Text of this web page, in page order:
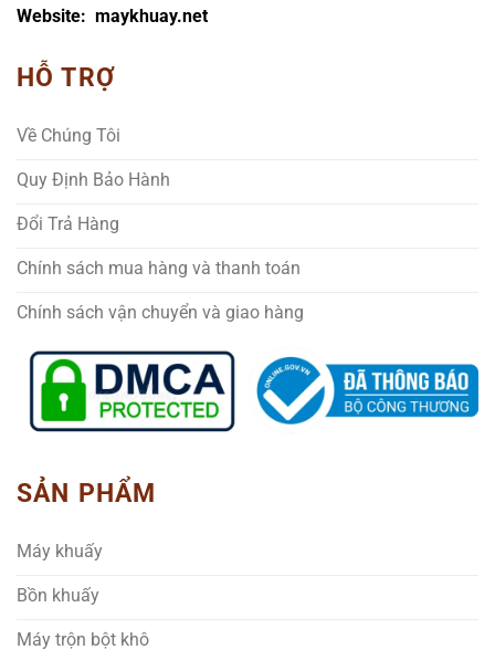
Website: maykhuay.net
HỖ TRỢ
Về Chúng Tôi
Quy Định Bảo Hành
Đổi Trả Hàng
Chính sách mua hàng và thanh toán
Chính sách vận chuyển và giao hàng
SẢN PHẨM
Máy khuấy
Bồn khuấy
Máy trộn bột khô